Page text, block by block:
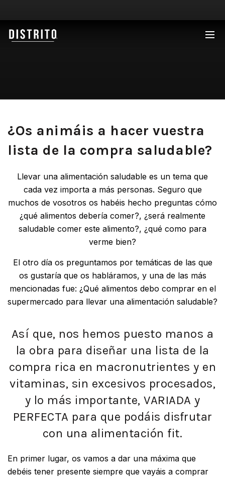
¿Os animáis a hacer vuestra
lista de la compra saludable?
Llevar una alimentación saludable es un tema que
cada vez importa a más personas. Seguro que
muchos de vosotros os habéis hecho preguntas cómo
¿qué alimentos debería comer?, ¿será realmente
saludable comer este alimento?, ¿qué como para
verme bien?
El otro día os preguntamos por temáticas de las que
os gustaría que os habláramos, y una de las más
mencionadas fue: ¿Qué alimentos debo comprar en el
supermercado para llevar una alimentación saludable?
Así que, nos hemos puesto manos a
la obra para diseñar una lista de la
compra rica en macronutrientes y en
vitaminas, sin excesivos procesados,
y lo más importante, VARIADA y
PERFECTA para que podáis disfrutar
con una alimentación fit.
En primer lugar, os vamos a dar una máxima que
debéis tener presente siempre que vayáis a comprar